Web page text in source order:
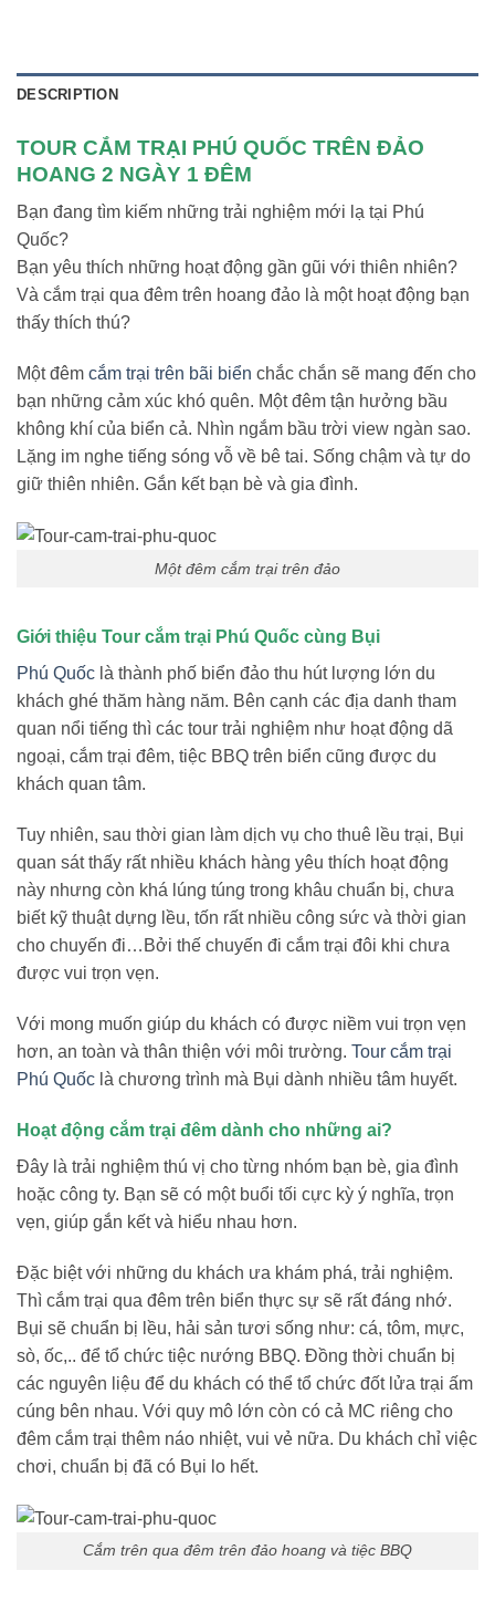
DESCRIPTION
TOUR CẮM TRẠI PHÚ QUỐC TRÊN ĐẢO
HOANG 2 NGÀY 1 ĐÊM
Bạn đang tìm kiếm những trải nghiệm mới lạ tại Phú
Quốc?
Bạn yêu thích những hoạt động gần gũi với thiên nhiên?
Và cắm trại qua đêm trên hoang đảo là một hoạt động bạn
thấy thích thú?
Một đêm cắm trại trên bãi biển chắc chắn sẽ mang đến cho
bạn những cảm xúc khó quên. Một đêm tận hưởng bầu
không khí của biển cả. Nhìn ngắm bầu trời view ngàn sao.
Lặng im nghe tiếng sóng vỗ về bê tai. Sống chậm và tự do
giữ thiên nhiên. Gắn kết bạn bè và gia đình.
Một đêm cắm trại trên đảo
Giới thiệu Tour cắm trại Phú Quốc cùng Bụi
Phú Quốc là thành phố biển đảo thu hút lượng lớn du
khách ghé thăm hàng năm. Bên cạnh các địa danh tham
quan nổi tiếng thì các tour trải nghiệm như hoạt động dã
ngoại, cắm trại đêm, tiệc BBQ trên biển cũng được du
khách quan tâm.
Tuy nhiên, sau thời gian làm dịch vụ cho thuê lều trại, Bụi
quan sát thấy rất nhiều khách hàng yêu thích hoạt động
này nhưng còn khá lúng túng trong khâu chuẩn bị, chưa
biết kỹ thuật dựng lều, tốn rất nhiều công sức và thời gian
cho chuyến đi…Bởi thế chuyến đi cắm trại đôi khi chưa
được vui trọn vẹn.
Với mong muốn giúp du khách có được niềm vui trọn vẹn
hơn, an toàn và thân thiện với môi trường. Tour cắm trại
Phú Quốc là chương trình mà Bụi dành nhiều tâm huyết.
Hoạt động cắm trại đêm dành cho những ai?
Đây là trải nghiệm thú vị cho từng nhóm bạn bè, gia đình
hoặc công ty. Bạn sẽ có một buổi tối cực kỳ ý nghĩa, trọn
vẹn, giúp gắn kết và hiểu nhau hơn.
Đặc biệt với những du khách ưa khám phá, trải nghiệm.
Thì cắm trại qua đêm trên biển thực sự sẽ rất đáng nhớ.
Bụi sẽ chuẩn bị lều, hải sản tươi sống như: cá, tôm, mực,
sò, ốc,.. để tổ chức tiệc nướng BBQ. Đồng thời chuẩn bị
các nguyên liệu để du khách có thể tổ chức đốt lửa trại ấm
cúng bên nhau. Với quy mô lớn còn có cả MC riêng cho
đêm cắm trại thêm náo nhiệt, vui vẻ nữa. Du khách chỉ việc
chơi, chuẩn bị đã có Bụi lo hết.
Cắm trên qua đêm trên đảo hoang và tiệc BBQ